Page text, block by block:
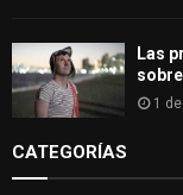
Las
1
CATEGORÍAS